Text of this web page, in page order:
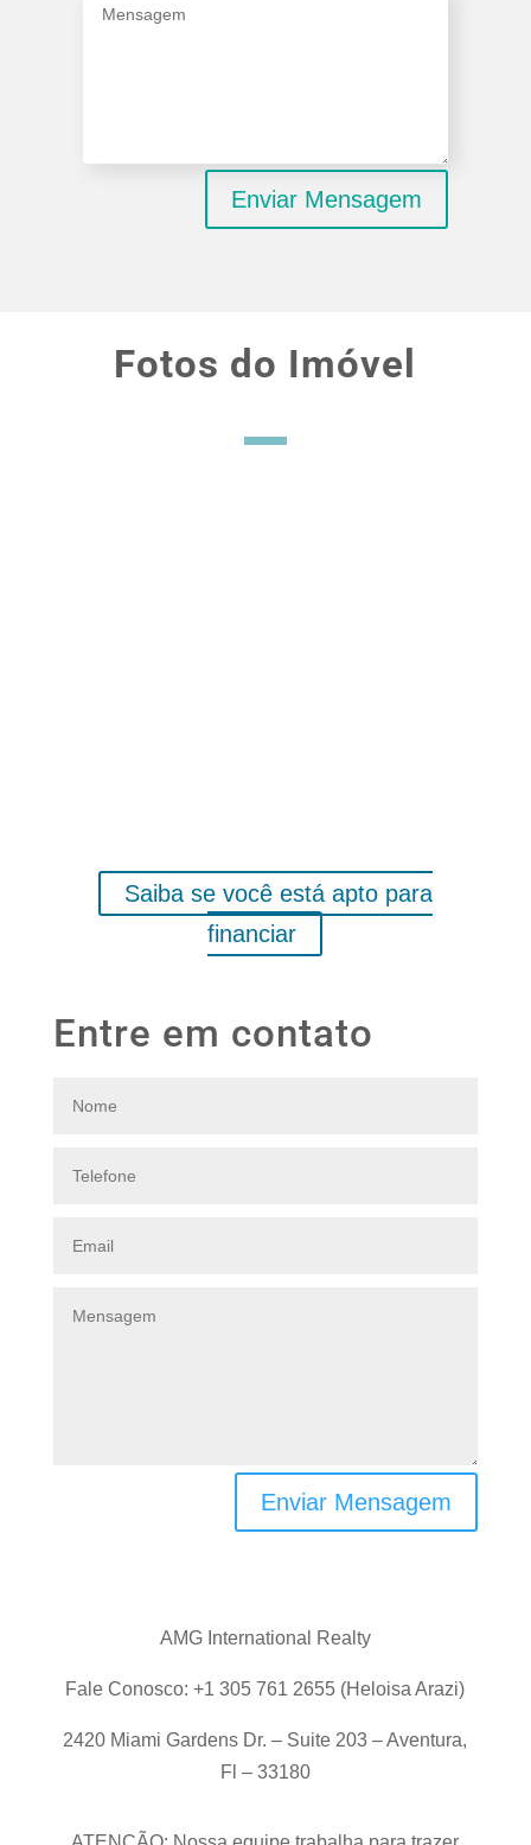
Enviar Mensagem
Fotos do Imóvel
Saiba se você está apto para
financiar
Entre em contato
Enviar Mensagem
AMG International Realty
Fale Conosco: +1 305 761 2655 (Heloisa Arazi)
2420 Miami Gardens Dr. – Suite 203 – Aventura,
Fl – 33180